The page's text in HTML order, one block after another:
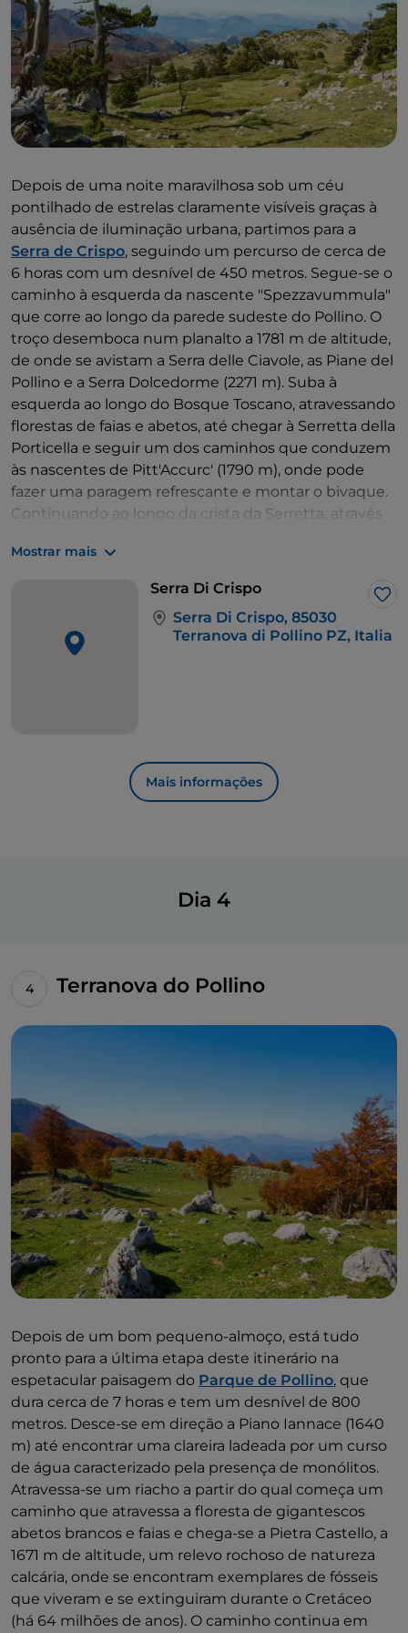
Depois de uma noite maravilhosa sob um céu
pontilhado de estrelas claramente visíveis graças à
ausência de iluminação urbana, partimos para a
Serra de Crispo, seguindo um percurso de cerca de
6 horas com um desnível de 450 metros. Segue-se o
caminho à esquerda da nascente "Spezzavummula"
que corre ao longo da parede sudeste do Pollino. O
troço desemboca num planalto a 1781 m de altitude,
de onde se avistam a Serra delle Ciavole, as Piane del
Pollino e a Serra Dolcedorme (2271 m). Suba à
esquerda ao longo do Bosque Toscano, atravessando
florestas de faias e abetos, até chegar à Serretta della
Porticella e seguir um dos caminhos que conduzem
às nascentes de Pitt'Accurc' (1790 m), onde pode
fazer uma paragem refrescante e montar o bivaque.
Continuando ao longo da crista da Serretta, através
entra-se no "Jardim dos Deuses", considerado um
dos santuários do pinheiro-loricato, e sobe-se a crista
da Serra di Crispo (2052 m), que se alcança depois de
atravessar a depressão e a íngreme subida ao longo
da crista. A vista é deslumbrante!
Mostrar mais
Serra Di Crispo
Serra Di Crispo, 85030
Terranova di Pollino PZ, Italia
Mais informações
Dia 4
Terranova do Pollino
Depois de um bom pequeno-almoço, está tudo
pronto para a última etapa deste itinerário na
espetacular paisagem do Parque de Pollino, que
dura cerca de 7 horas e tem um desnível de 800
metros. Desce-se em direção a Piano Iannace (1640
m) até encontrar uma clareira ladeada por um curso
de água caracterizado pela presença de monólitos.
Atravessa-se um riacho a partir do qual começa um
caminho que atravessa a floresta de gigantescos
abetos brancos e faias e chega-se a Pietra Castello, a
1671 m de altitude, um relevo rochoso de natureza
calcária, onde se encontram exemplares de fósseis
que viveram e se extinguiram durante o Cretáceo
(há 64 milhões de anos). O caminho continua em